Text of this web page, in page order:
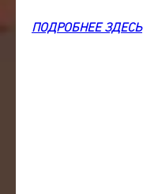
ПОДРОБНЕЕ ЗДЕСЬ